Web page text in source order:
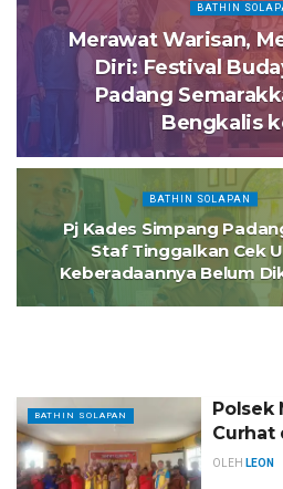
BATHIN
Merawat Warisan,
Diri: Festival
Padang
Bengkalis
BATHIN SOLAPAN
Pj Kades Simpang
Staf Tinggalkan Cek
Keberadaannya Belum
BATHIN SOLAPAN
Polsek
Curhat
OLEH LEON